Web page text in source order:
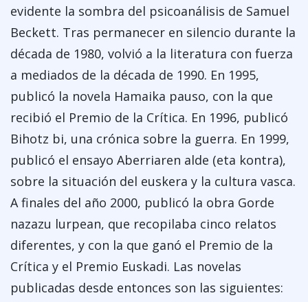
evidente la sombra del psicoanálisis de Samuel
Beckett. Tras permanecer en silencio durante la
década de 1980, volvió a la literatura con fuerza
a mediados de la década de 1990. En 1995,
publicó la novela Hamaika pauso, con la que
recibió el Premio de la Crítica. En 1996, publicó
Bihotz bi, una crónica sobre la guerra. En 1999,
publicó el ensayo Aberriaren alde (eta kontra),
sobre la situación del euskera y la cultura vasca.
A finales del año 2000, publicó la obra Gorde
nazazu lurpean, que recopilaba cinco relatos
diferentes, y con la que ganó el Premio de la
Crítica y el Premio Euskadi. Las novelas
publicadas desde entonces son las siguientes: